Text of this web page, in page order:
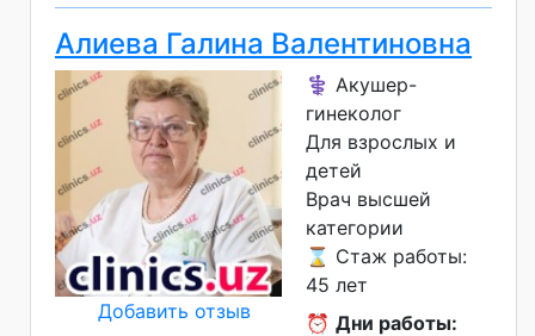
Алиева Галина Валентиновна
Добавить отзыв
⚕️ Акушер-
гинеколог
Для взрослых и
детей
Врач высшей
категории
⌛ Стаж работы:
45 лет
⏰ Дни работы: